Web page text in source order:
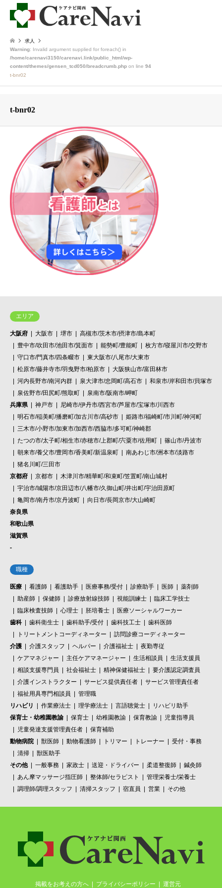
求人
Warning: Invalid argument supplied for foreach() in
/home/carenavi3150/carenavi.link/public_html/wp-
content/themes/gensen_tcd050/breadcrumb.php on line 94
t-bnr02
t-bnr02
エリア
大阪府 大阪市 堺市
高槻市/茨木市/摂津市/島本町
豊中市/吹田市/池田市/箕面市
能勢町/豊能町
枚方市/寝屋川市/交野市
守口市/門真市/四条畷市
東大阪市/八尾市/大東市
松原市/藤井寺市/羽曳野市/柏原市
大阪狭山市/富田林市
河内長野市/南河内群
泉大津市/忠岡町/高石市
和泉市/岸和田市/貝塚市
泉佐野市/田尻町/熊取町
泉南市/阪南市/岬町
兵庫県
神戸市
尼崎市/伊丹市/西宮市/芦屋市/宝塚市/川西市
明石市/稲美町/播磨町/加古川市/高砂市
姫路市/福崎町/市川町/神河町
三木市/小野市/加東市/加西市/西脇市/多可町/神崎郡
たつの市/太子町/相生市/赤穂市/上郡町/宍粟市/佐用町
篠山市/丹波市
朝来市/養父市/豊岡市/香美町/新温泉町
南あわじ市/洲本市/淡路市
猪名川町/三田市
京都府
京都市
木津川市/精華町/和束町/笠置町/南山城村
宇治市/城陽市/京田辺市/八幡市/久御山町/井出町/宇治田原町
亀岡市/南丹市/京丹波町
向日市/長岡京市/大山崎町
奈良県
和歌山県
滋賀県
-
職種
医療 看護師 看護助手 医療事務/受付 診療助手 医師
薬剤師
助産師
保健師 診療放射線技師 視能訓練士
臨床工学技士
臨床検査技師
心理士 胚培養士
医療ソーシャルワーカー
歯科
歯科衛生士 歯科助手/受付 歯科技工士
歯科医師
トリートメントコーディネーター
訪問診療コーディネーター
介護
介護スタッフ ヘルパー 介護福祉士
夜勤専従
ケアマネジャー
主任ケアマネージャー 生活相談員
生活支援員
相談支援専門員
社会福祉士 精神保健福祉士
要介護認定調査員
介護インストラクター
サービス提供責任者
サービス管理責任者
福祉用具専門相談員
管理職
リハビリ
作業療法士 理学療法士 言語聴覚士
リハビリ助手
保育士・幼稚園教諭
保育士 幼稚園教諭 保育教諭
児童指導員
児童発達支援管理責任者
保育補助
動物病院
獣医師 動物看護師 トリマー トレーナー
受付・事務
清掃
獣医助手
その他
一般事務 家政士 送迎・ドライバー 柔道整復師
鍼灸師
あん摩マッサージ指圧師
整体師/セラピスト
管理栄養士/栄養士
調理師/調理スタッフ
清掃スタッフ 宿直員 営業 その他
掲載をお考えの方へ プライバシーポリシー 運営元